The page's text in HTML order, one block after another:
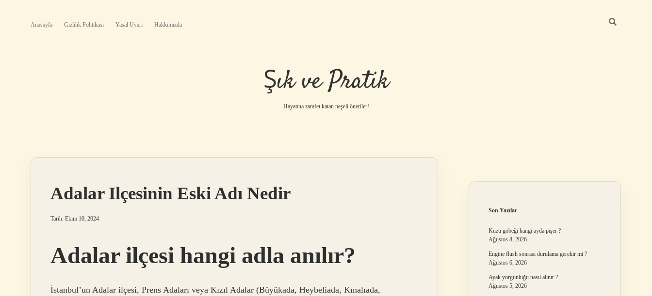
Anasayfa Gizlilik Politikası Yasal Uyarı Hakkımızda
Şık ve Pratik
Hayatına zarafet katan neşeli öneriler!
Adalar Ilçesinin Eski Adı Nedir
Tarih: Ekim 10, 2024
Adalar ilçesi hangi adla anılır?
İstanbul’un Adalar ilçesi, Prens Adaları veya Kızıl Adalar (Büyükada, Heybeliada, Kınalıada,
Son Yazılar
Kuzu göbeği hangi ayda pişer ?
Ağustos 8, 2026
Engine flush sonrası durulama gerekir mi ?
Ağustos 6, 2026
Ayak yorgunluğu nasıl alınır ?
Ağustos 5, 2026